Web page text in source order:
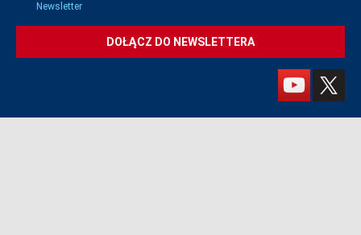
Newsletter
DOŁĄCZ DO NEWSLETTERA